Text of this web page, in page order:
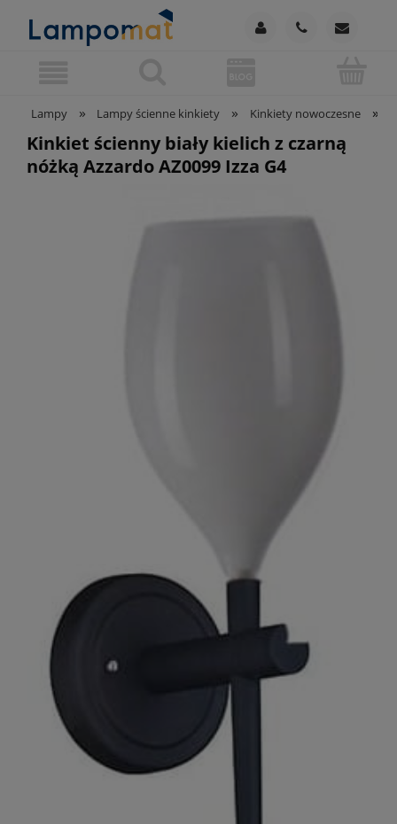
Lampy » Lampy ścienne kinkiety » Kinkiety nowoczesne »
Kinkiet ścienny biały kielich z czarną
nóżką Azzardo AZ0099 Izza G4